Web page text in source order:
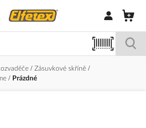
Přihlásit/
Zásuvkové skříně
Prázdné